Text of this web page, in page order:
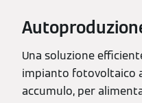
Una soluzione
impianto fotovoltaico
accumulo, per